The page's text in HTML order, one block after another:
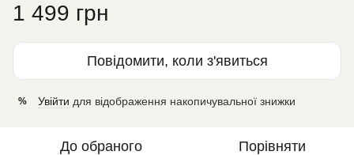
1 499 грн
Повідомити, коли з'явиться
% Увійти для відображення накопичувальної знижки
До обраного Порівняти